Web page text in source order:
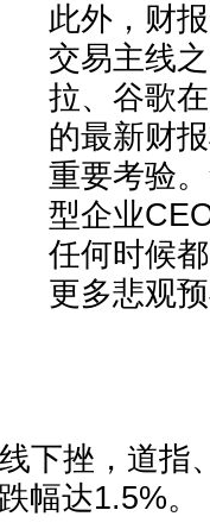
此外，财
交易主线
拉、谷歌
的最新财
重要考验
型企业
任何时候
更多悲观
下挫，道指
幅达1.5%。